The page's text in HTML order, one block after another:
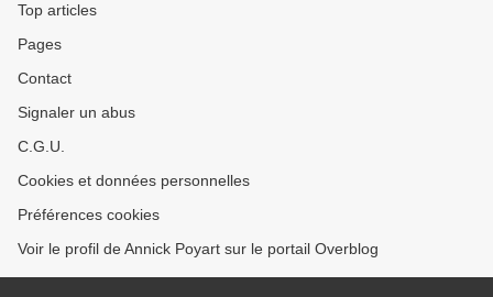
Top articles
Pages
Contact
Signaler un abus
C.G.U.
Cookies et données personnelles
Préférences cookies
Voir le profil de Annick Poyart sur le portail Overblog